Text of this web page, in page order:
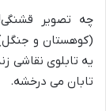
چه تصویر
(کوهستان و
یه تابلوی نقاشی
تابان می درخشه.